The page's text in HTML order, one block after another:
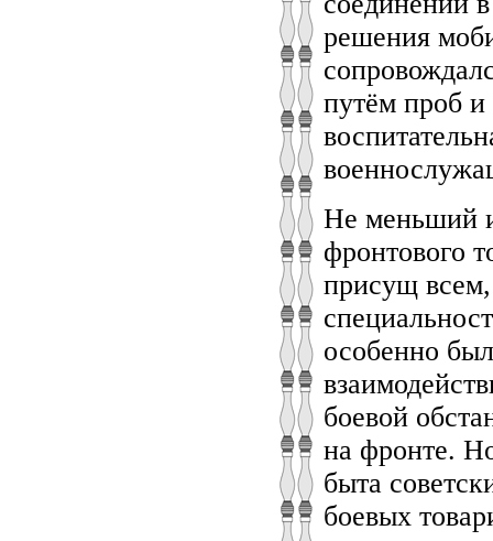
решения
путём проб
Не меньший
фронтового
присущ
особенно
боевой
на фронте.
быта
боевых